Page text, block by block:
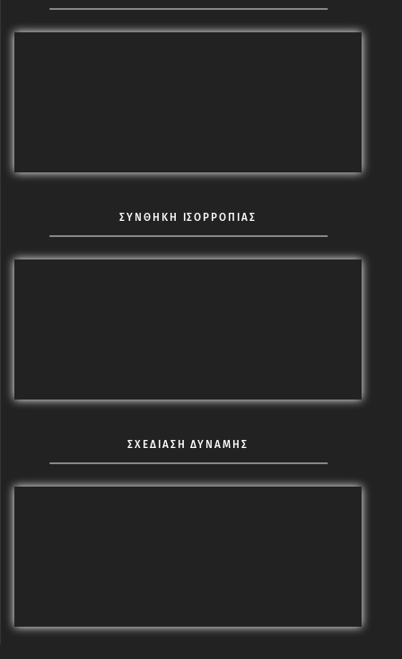
ΣΥΝΘΗΚΗ ΙΣΟΡΡΟΠΙΑΣ
ΣΧΕΔΙΑΣΗ ΔΥΝΑΜΗΣ